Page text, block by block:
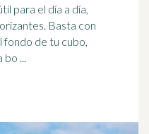
para el día a día,
Basta con
fondo de tu cubo,
...